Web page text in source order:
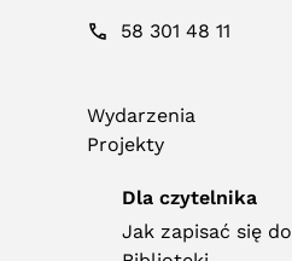
58 301 48 11
Wydarzenia
Projekty
Dla czytelnika
Jak zapisać się do